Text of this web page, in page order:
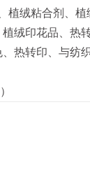
植绒粘合剂、植
绒印花品、热
热转印、与纺
）